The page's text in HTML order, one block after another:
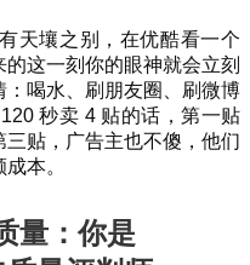
天壤之别，在优酷看一个
这一刻你的眼神就会立刻
喝水、刷朋友圈、刷微博
秒卖 4 贴的话，第一贴
贴，广告主也不傻，他们
本。
量：你是